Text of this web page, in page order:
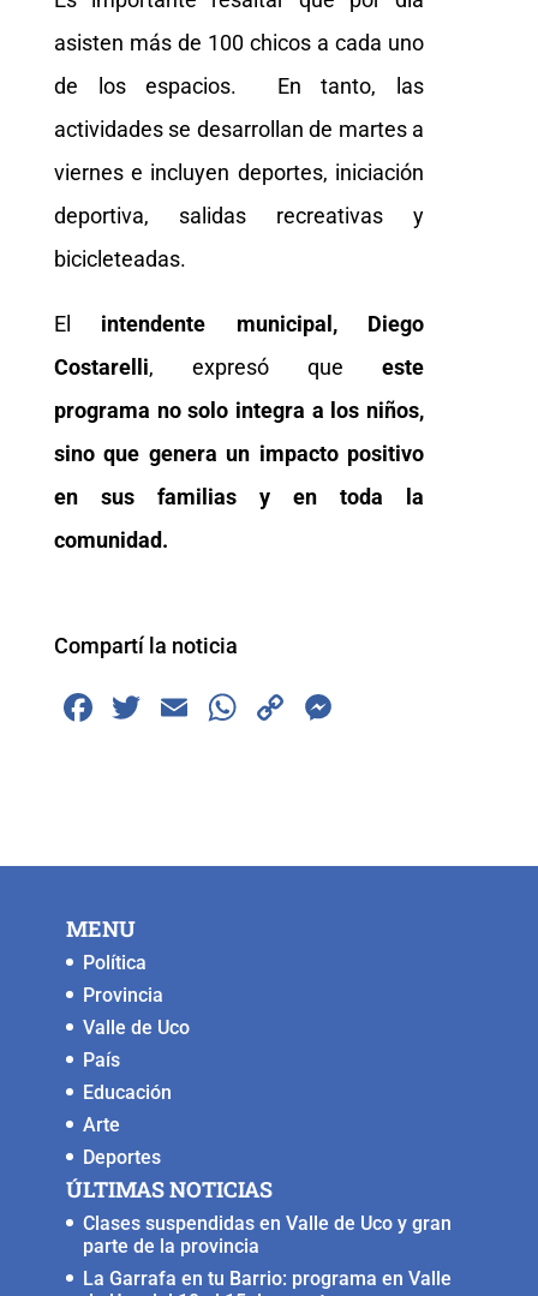
asisten más de 100 chicos a cada uno
de los espacios. En tanto, las
actividades se desarrollan de martes a
viernes e incluyen deportes, iniciación
deportiva, salidas recreativas y
bicicleteadas.
El intendente municipal, Diego
Costarelli, expresó queeste
programa no solo integra a los niños,
sino que genera un impacto positivo
en sus familias y en toda la
comunidad.
Compartí la noticia
F
b
o
k
T
E
W
A
C
Li n
MENU
Política
Provincia
Valle de Uco
País
Educación
Arte
Deportes
ÚLTIMAS NOTICIAS
Clases suspendidas en Valle de Uco y gran
parte de la provincia
La Garrafa en tu Barrio: programa en Valle